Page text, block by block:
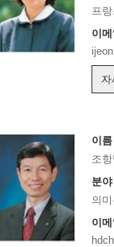
프
이
이름
조
분야
의
이